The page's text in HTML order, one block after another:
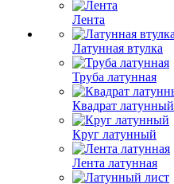
Лента
Латунная втулка
Труба латунная
Квадрат латунный
Круг латунный
Лента латунная